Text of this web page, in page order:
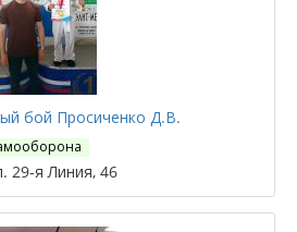
бой Просиченко Д.В.
29-я Линия, 46